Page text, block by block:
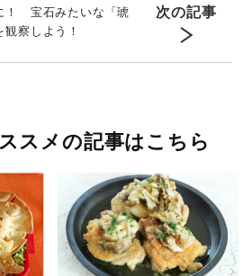
！ 宝石みたいな「琥
察しよう！
次の記事
スメの記事はこちら